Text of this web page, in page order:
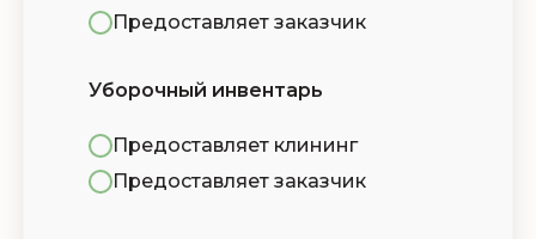
Предоставляет заказчик
Предоставляет клининг
Предоставляет заказчик
Уборочный инвентарь